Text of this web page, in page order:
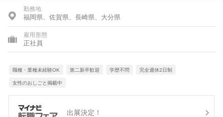
勤務地
福岡県、佐賀県、長崎県、大分県
雇用形態
正社員
職種・業種未経験OK 第二新卒歓迎 学歴不問 完全週休2日制
女性のおしごと掲載中
出展決定！